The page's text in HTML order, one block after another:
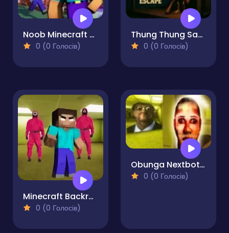
Noob Minecraft Reassembled
0 (0 Голосів)
Thung Thung Sahur Night Escape
0 (0 Голосів)
Minecraft Backrooms Squid Game Escape
0 (0 Голосів)
Obunga Nextbots Sliding Puzzle
0 (0 Голосів)